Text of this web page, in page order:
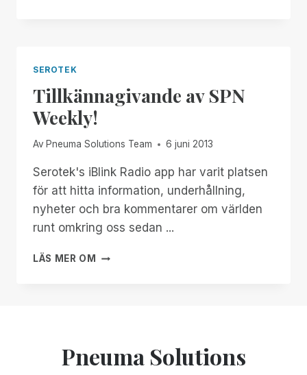
SEROTEK
Tillkännagivande av SPN
Weekly!
Av Pneuma Solutions Team 6 juni 2013
Serotek's iBlink Radio app har varit platsen
för att hitta information, underhållning,
nyheter och bra kommentarer om världen
runt omkring oss sedan ...
LÄS MER OM
TILLKÄNNAGIVANDE
Pneuma Solutions